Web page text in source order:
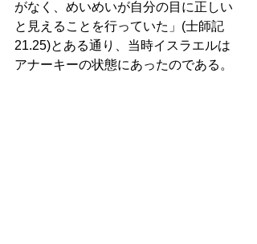
がなく、めいめいが自分の目に正しい
と見えることを行っていた」(士師記
21.25)とある通り、当時イスラエルは
アナーキーの状態にあったのである。